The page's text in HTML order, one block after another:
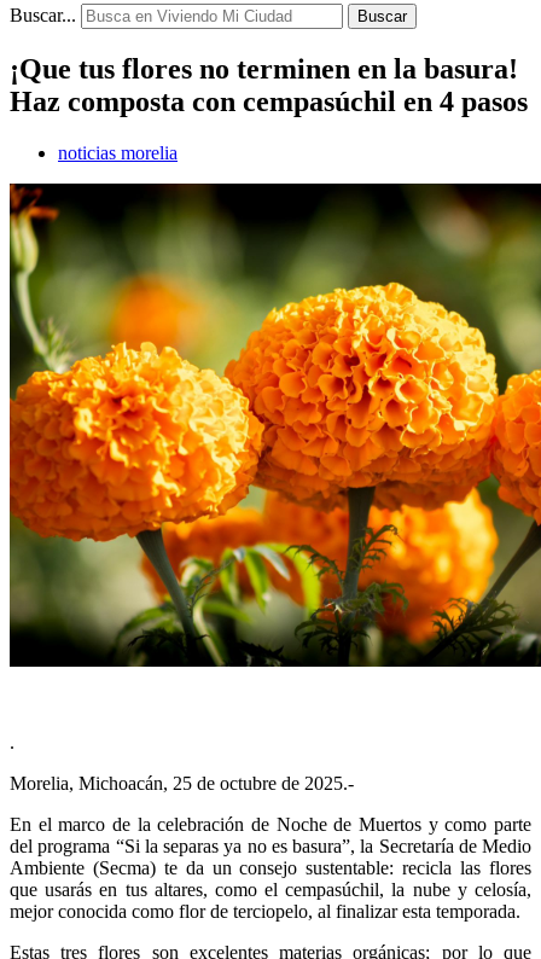
Buscar... Buscar
¡Que tus flores no terminen en la basura!
Haz composta con cempasúchil en 4 pasos
noticias morelia
.
Morelia, Michoacán, 25 de octubre de 2025.-
En el marco de la celebración de Noche de Muertos y como parte
del programa “Si la separas ya no es basura”, la Secretaría de Medio
Ambiente (Secma) te da un consejo sustentable: recicla las flores
que usarás en tus altares, como el cempasúchil, la nube y celosía,
mejor conocida como flor de terciopelo, al finalizar esta temporada.
Estas tres flores son excelentes materias orgánicas; por lo que